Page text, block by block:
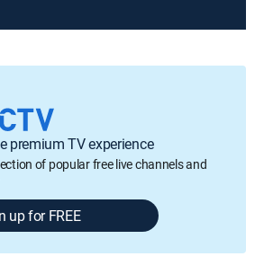
premium TV experience
of popular free live channels and
up for FREE